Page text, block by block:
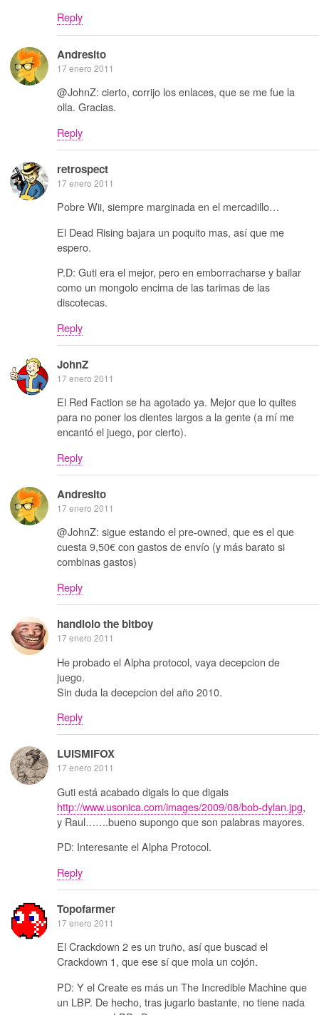
Reply
Andresito
17 enero 2011
@JohnZ: cierto, corrijo los enlaces, que se me fue la
olla. Gracias.
Reply
retrospect
17 enero 2011
Pobre Wii, siempre marginada en el mercadillo…
El Dead Rising bajara un poquito mas, así que me
espero.
P.D: Guti era el mejor, pero en emborracharse y bailar
como un mongolo encima de las tarimas de las
discotecas.
Reply
JohnZ
17 enero 2011
El Red Faction se ha agotado ya. Mejor que lo quites
para no poner los dientes largos a la gente (a mí me
encantó el juego, por cierto).
Reply
Andresito
17 enero 2011
@JohnZ: sigue estando el pre-owned, que es el que
cuesta 9,50€ con gastos de envío (y más barato si
combinas gastos)
Reply
handlolo the bitboy
17 enero 2011
He probado el Alpha protocol, vaya decepcion de
juego.
Sin duda la decepcion del año 2010.
Reply
LUISMIFOX
17 enero 2011
Guti está acabado digais lo que digais
http://www.usonica.com/images/2009/08/bob-dylan.jpg,
y Raul…….bueno supongo que son palabras mayores.
PD: Interesante el Alpha Protocol.
Reply
Topofarmer
17 enero 2011
El Crackdown 2 es un truño, así que buscad el
Crackdown 1, que ese sí que mola un cojón.
PD: Y el Create es más un The Incredible Machine que
un LBP. De hecho, tras jugarlo bastante, no tiene nada